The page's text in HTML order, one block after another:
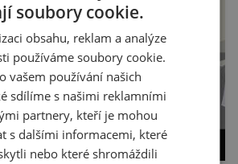
soubory cookie.
obsahu, reklam a analýze
používáme soubory cookie.
vašem používání našich
sdílíme s našimi reklamními
partnery, kteří je mohou
s dalšími informacemi, které
nebo které shromáždili